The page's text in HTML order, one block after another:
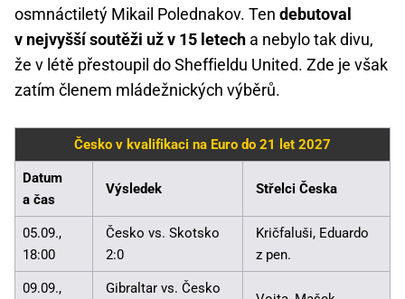
osmnáctiletý Mikail Polednakov. Ten debutoval
v nejvyšší soutěži už v 15 letech a nebylo tak divu,
že v létě přestoupil do Sheffieldu United. Zde je však
zatím členem mládežnických výběrů.
Česko v kvalifikaci na Euro do 21 let 2027
Datum
a čas
Výsledek Střelci Česka
05.09.,
18:00
Česko vs. Skotsko
2:0
Kričfaluši, Eduardo
z pen.
09.09.,
Gibraltar vs. Česko